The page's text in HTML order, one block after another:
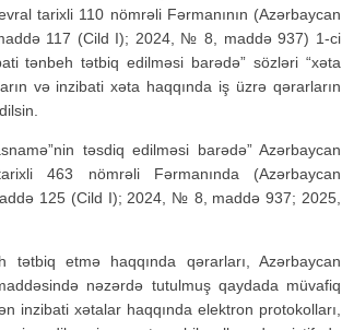
tarixli 110 nömrəli Fərmanının (Azərbaycan
117 (Cild I); 2024, № 8, maddə 937) 1-ci
tənbeh tətbiq edilməsi barədə” sözləri “xəta
və inzibati xəta haqqında iş üzrə qərarların
təsdiq edilməsi barədə” Azərbaycan
463 nömrəli Fərmanında (Azərbaycan
125 (Cild I); 2024, № 8, maddə 937; 2025,
etmə haqqında qərarları, Azərbaycan
nəzərdə tutulmuş qaydada müvafiq
inzibati xətalar haqqında elektron protokolları,